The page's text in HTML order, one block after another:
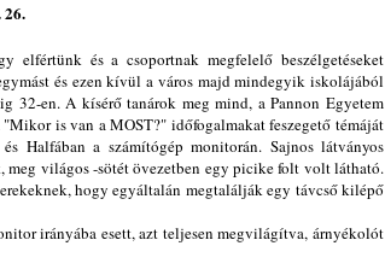
26.
és a csoportnak megfelelő beszélgetéseket
és ezen kívül a város majd mindegyik iskolájából
en. A kísérő tanárok meg mind, a Pannon Egyetem
is van a MOST?" időfogalmakat feszegető témáját
Halfában a számítógép monitorán. Sajnos látványos
világos -sötét övezetben egy picike folt volt látható.
hogy egyáltalán megtalálják egy távcső kilépő
irányába esett, azt teljesen megvilágítva, árnyékolót